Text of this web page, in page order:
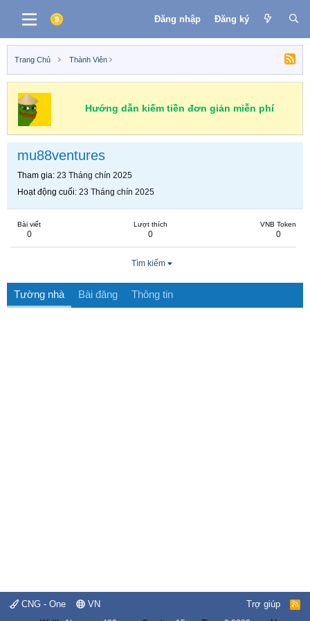
Đăng nhập Đăng ký
Trang Chủ Thành Viên
Hướng dẫn kiếm tiền đơn giản miễn phí
mu88ventures
Tham gia 23 Tháng chín 2025
Hoạt động cuối 23 Tháng chín 2025
Bài viết
0
Lượt thích
0
VNB Token
0
Tìm kiếm
Tường nhà Bài đăng Thông tin
CNG - One VN Trợ giúp
R